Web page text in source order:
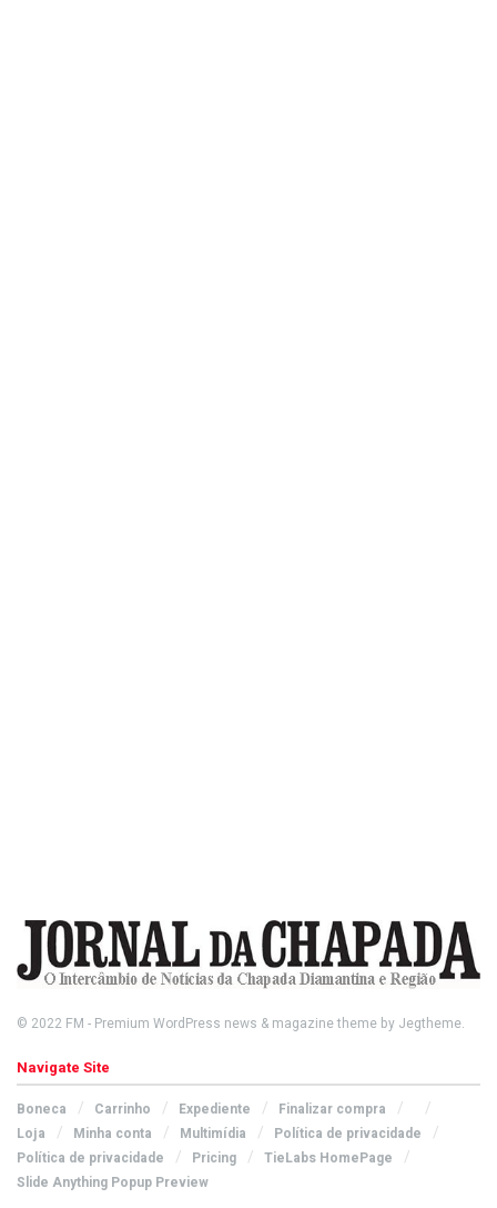
© 2022 FM - Premium WordPress news & magazine theme by Jegtheme.
Navigate Site
Boneca Carrinho Expediente
Finalizar compra
Loja
Minha conta Multimídia
Política de privacidade
Política de privacidade
Pricing
TieLabs HomePage
Slide Anything Popup Preview